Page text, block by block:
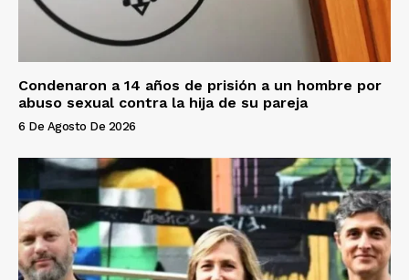
Condenaron a 14 años de prisión a un hombre por
abuso sexual contra la hija de su pareja
6 De Agosto De 2026